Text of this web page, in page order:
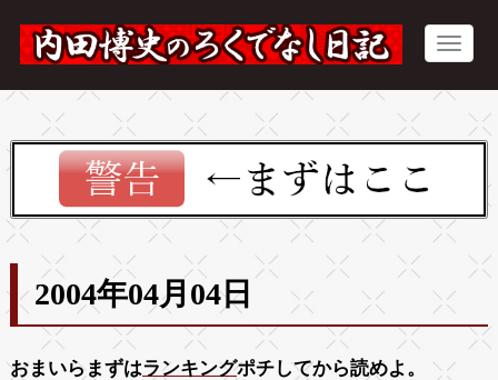
2004年04月04日
おまいらまずはランキングポチしてから読めよ。